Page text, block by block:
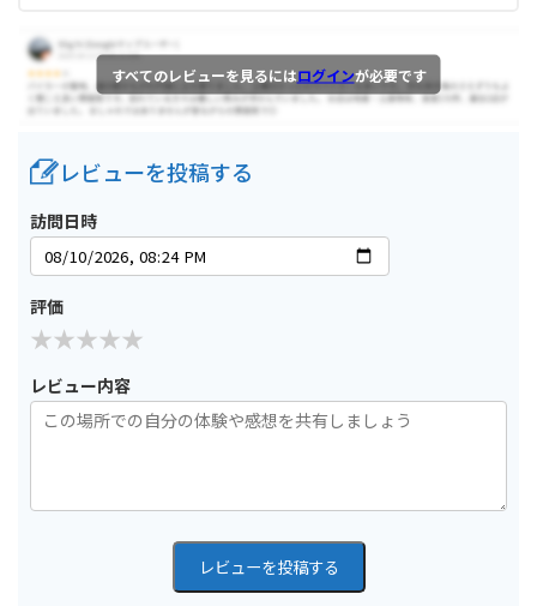
すべてのレビューを見るにはログインが必要です
レビューを投稿する
訪問日時
評価
レビュー内容
レビューを投稿する